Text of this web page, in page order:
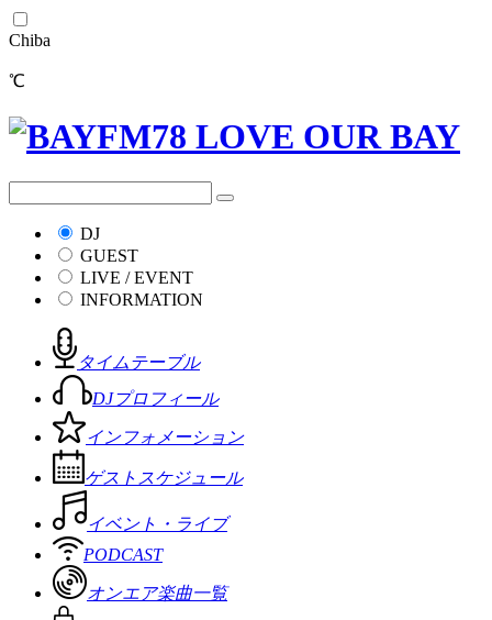
Chiba
℃
DJ
GUEST
LIVE / EVENT
INFORMATION
タイムテーブル
DJプロフィール
インフォメーション
ゲストスケジュール
イベント・ライブ
PODCAST
オンエア楽曲一覧